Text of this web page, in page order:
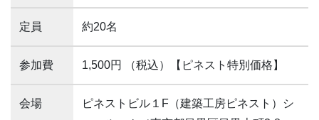
定員 約20名
参加費 1,500円 （税込）【ピネスト特別価格】
会場
ピネストビル１F（建築工房ピネスト）シ